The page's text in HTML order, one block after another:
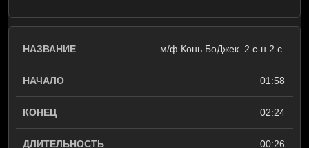
м/ф Конь БоДжек. 2 с-н 2 с.
01:58
02:24
00:26